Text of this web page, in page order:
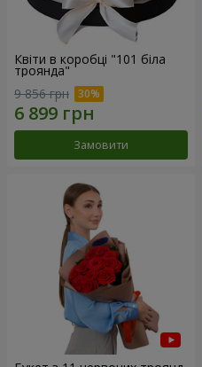
Квіти в коробці "101 біла
троянда"
9 856 грн
Замовити